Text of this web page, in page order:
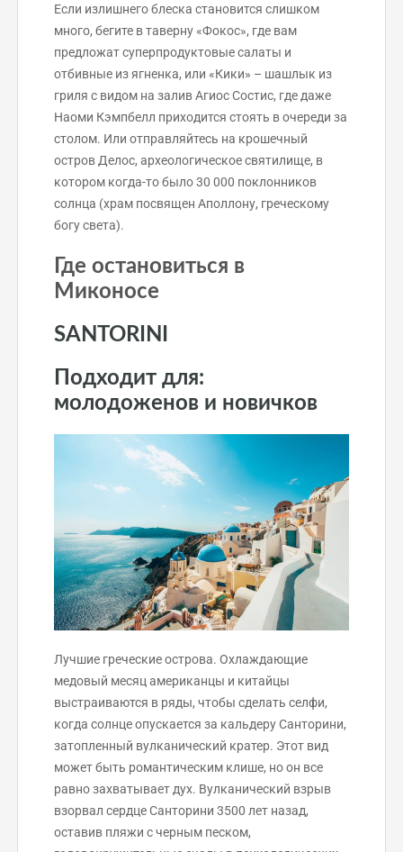
Если излишнего блеска становится слишком
много, бегите в таверну «Фокос», где вам
предложат суперпродуктовые салаты и
отбивные из ягненка, или «Кики» – шашлык из
гриля с видом на залив Агиос Состис, где даже
Наоми Кэмпбелл приходится стоять в очереди за
столом. Или отправляйтесь на крошечный
остров Делос, археологическое святилище, в
котором когда-то было 30 000 поклонников
солнца (храм посвящен Аполлону, греческому
богу света).
Где остановиться в
Миконосе
SANTORINI
Подходит для:
молодоженов и новичков
Лучшие греческие острова. Охлаждающие
медовый месяц американцы и китайцы
выстраиваются в ряды, чтобы сделать селфи,
когда солнце опускается за кальдеру Санторини,
затопленный вулканический кратер. Этот вид
может быть романтическим клише, но он все
равно захватывает дух. Вулканический взрыв
взорвал сердце Санторини 3500 лет назад,
оставив пляжи с черным песком,